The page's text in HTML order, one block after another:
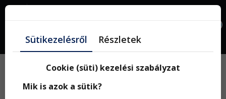
Facebook
Sütikezelésről Részletek
Cookie (süti) kezelési szabályzat
Mik is azok a sütik?